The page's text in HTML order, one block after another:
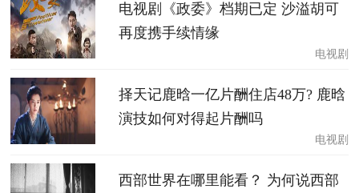
电视剧《政委》档期已定 沙溢胡可
再度携手续情缘
电视剧
择天记鹿晗一亿片酬住店48万? 鹿晗
演技如何对得起片酬吗
电视剧
西部世界在哪里能看？ 为何说西部